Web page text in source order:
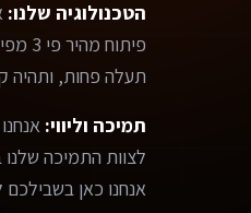
הטכנולוגיה שלנו:
תעלה פחות, ותהיה
תמיכה וליווי:
לצוות התמיכה שלנו
אנחנו כאן